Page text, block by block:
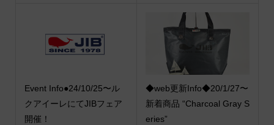
Event Info●24/10/25〜ル
クアイーレにてJIBフェア
開催！
◆web更新Info◆20/1/27〜
新着商品 “Charcoal Gray S
eries”